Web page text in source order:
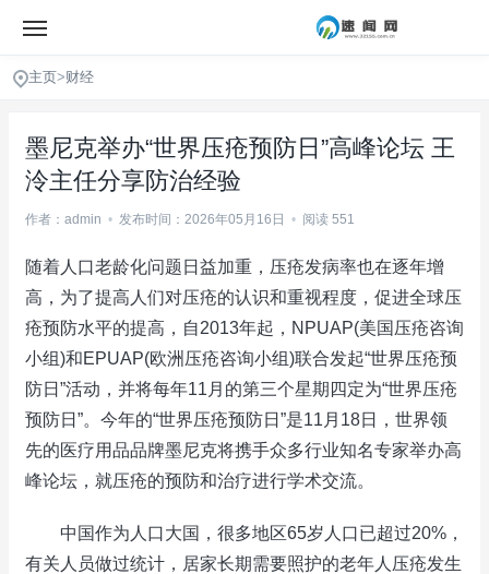
主页>财经
墨尼克举办“世界压疮预防日”高峰论坛 王
泠主任分享防治经验
作者：admin • 发布时间：2026年05月16日 • 阅读 551
随着人口老龄化问题日益加重，压疮发病率也在逐年增
高，为了提高人们对压疮的认识和重视程度，促进全球压
疮预防水平的提高，自2013年起，NPUAP(美国压疮咨询
小组)和EPUAP(欧洲压疮咨询小组)联合发起“世界压疮预
防日”活动，并将每年11月的第三个星期四定为“世界压疮
预防日”。今年的“世界压疮预防日”是11月18日，世界领
先的医疗用品品牌墨尼克将携手众多行业知名专家举办高
峰论坛，就压疮的预防和治疗进行学术交流。
中国作为人口大国，很多地区65岁人口已超过20%，
有关人员做过统计，居家长期需要照护的老年人压疮发生